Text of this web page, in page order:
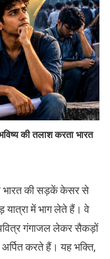
की तलाश करता भारत
भारत की सड़कें केसर से
यात्रा में भाग लेते हैं। वे
पवित्र गंगाजल लेकर सैकड़ों
करते हैं। यह भक्ति,